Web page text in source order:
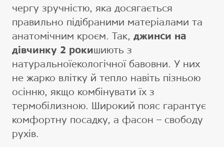
чергу зручністю, яка досягається
правильно підібраними матеріалами та
анатомічним кроєм. Так, джинси на
дівчинку 2 рокишиють з
натуральноїекологічної бавовни. У них
не жарко влітку й тепло навіть пізньою
осінню, якщо комбінувати їх з
термобілизною. Широкий пояс гарантує
комфортну посадку, а фасон – свободу
рухів.